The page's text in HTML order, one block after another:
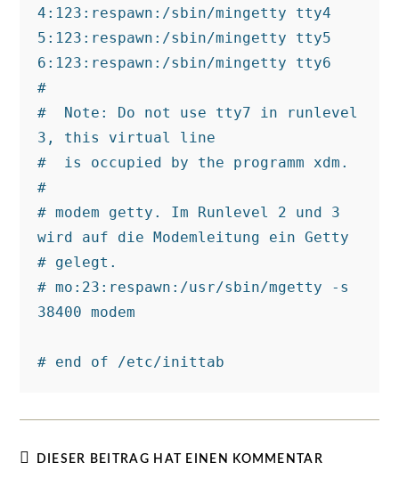
4:123:respawn:/sbin/mingetty tty4
5:123:respawn:/sbin/mingetty tty5
6:123:respawn:/sbin/mingetty tty6
#
#  Note: Do not use tty7 in runlevel
3, this virtual line
#  is occupied by the programm xdm.
#
# modem getty. Im Runlevel 2 und 3
wird auf die Modemleitung ein Getty
# gelegt.
# mo:23:respawn:/usr/sbin/mgetty -s
38400 modem
DIESER BEITRAG HAT EINEN KOMMENTAR